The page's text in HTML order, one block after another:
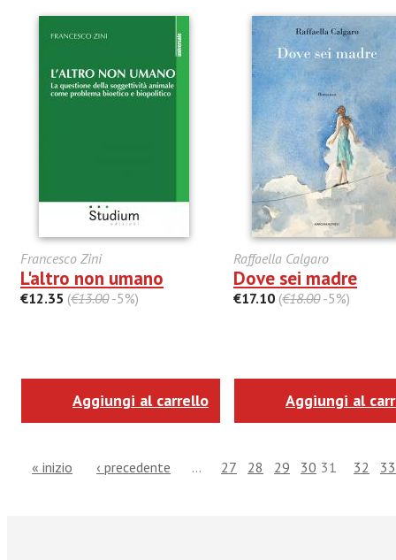
Francesco Zini
L'altro non umano
€12.35 (€13.00-5%)
Aggiungi al carrello
Raffaella Calgaro
Dove sei madre
€17.10 (€18.00-5%)
Aggiungi al
« inizio ‹ precedente … 27 28 29 30 31 32 33